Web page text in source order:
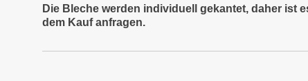
Die Bleche werden individuell gekantet, daher ist
dem Kauf anfragen.